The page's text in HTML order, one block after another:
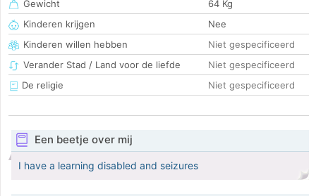
Gewicht
64 Kg
Kinderen krijgen
Nee
Kinderen willen hebben
Niet gespecificeerd
Verander Stad / Land voor de liefde
Niet gespecificeerd
De religie
Niet gespecificeerd
Een beetje over mij
I have a learning disabled and seizures